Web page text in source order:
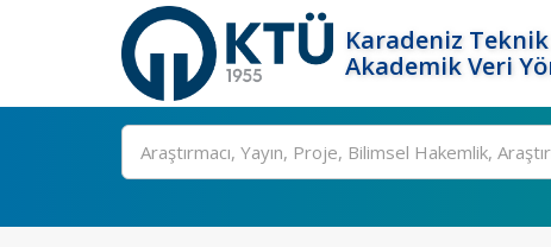
Karadeniz
Akademik Veri
Ara